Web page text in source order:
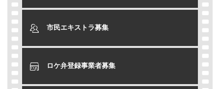
市民エキストラ募集
ロケ弁登録事業者募集